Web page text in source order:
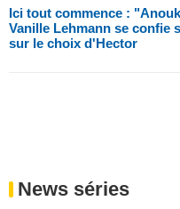
Ici tout commence :
Vanille Lehmann se confie
sur le choix d'Hector
News séries